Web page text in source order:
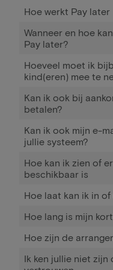
Hoe werkt Pay later
Wanneer en hoe
Pay later?
Hoeveel moet ik
kind(eren) mee te
Kan ik ook bij
betalen?
Kan ik ook mijn e-
jullie systeem?
Hoe kan ik zien of
beschikbaar is
Hoe laat kan ik in
Hoe lang is mijn
Hoe zijn de
Ik ken jullie niet zijn